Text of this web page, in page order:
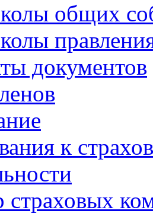
общих
документов
к
страховых